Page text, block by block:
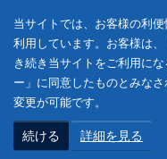
当サイトでは、お客様の利
利用しています。お客様は
き続き当サイトをご利用に
ー」に同意したものとみな
変更が可能です。
続ける 詳細を見る